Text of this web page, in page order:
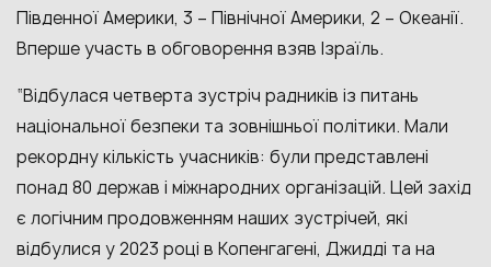
Південної Америки, 3 – Північної Америки, 2 – Океанії.
Вперше участь в обговорення взяв Ізраїль.
“Відбулася четверта зустріч радників із питань
національної безпеки та зовнішньої політики. Мали
рекордну кількість учасників: були представлені
понад 80 держав і міжнародних організацій. Цей захід
є логічним продовженням наших зустрічей, які
відбулися у 2023 році в Копенгагені, Джидді та на